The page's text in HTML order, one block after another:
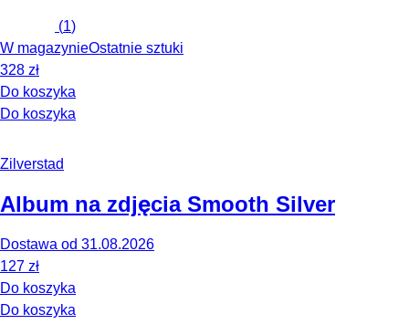
(1)
W magazynieOstatnie sztuki
328 zł
Do koszyka
Do koszyka
Zilverstad
Album na zdjęcia Smooth Silver
Dostawa od 31.08.2026
127 zł
Do koszyka
Do koszyka